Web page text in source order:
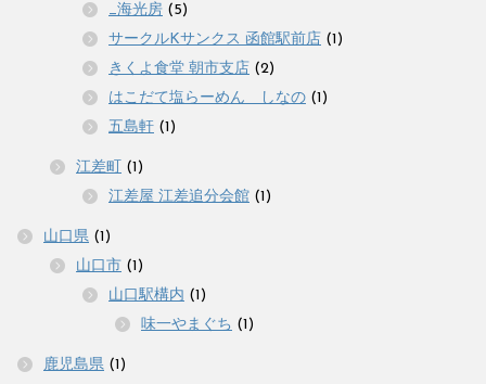
_海光房 (5)
サークルKサンクス 函館駅前店 (1)
きくよ食堂 朝市支店 (2)
はこだて塩らーめん しなの (1)
五島軒 (1)
江差町
(1)
江差屋 江差追分会館 (1)
山口県 (1)
山口市 (1)
山口駅構内 (1)
味一やまぐち (1)
鹿児島県 (1)